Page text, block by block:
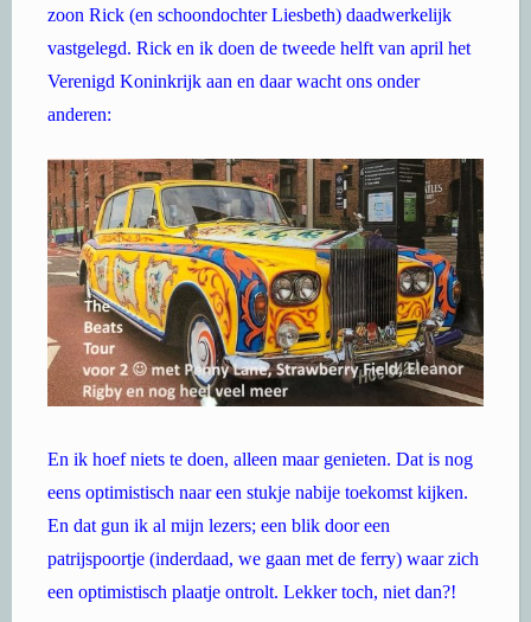
zoon Rick (en schoondochter Liesbeth) daadwerkelijk
vastgelegd. Rick en ik doen de tweede helft van april het
Verenigd Koninkrijk aan en daar wacht ons onder
anderen:
En ik hoef niets te doen, alleen maar genieten. Dat is nog
eens optimistisch naar een stukje nabije toekomst kijken.
En dat gun ik al mijn lezers; een blik door een
patrijspoortje (inderdaad, we gaan met de ferry) waar zich
een optimistisch plaatje ontrolt. Lekker toch, niet dan?!